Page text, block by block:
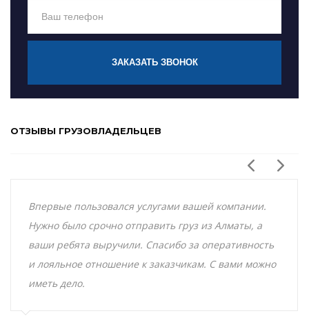
ЗАКАЗАТЬ ЗВОНОК
ОТЗЫВЫ ГРУЗОВЛАДЕЛЬЦЕВ
Впервые пользовался услугами вашей компании.
Нужно было срочно отправить груз из Алматы, а
ваши ребята выручили. Спасибо за оперативность
и лояльное отношение к заказчикам. С вами можно
иметь дело.